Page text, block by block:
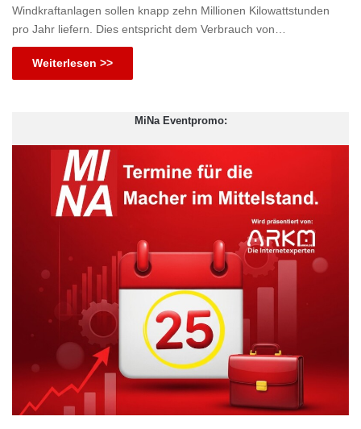
Windkraftanlagen sollen knapp zehn Millionen Kilowattstunden
pro Jahr liefern. Dies entspricht dem Verbrauch von…
Weiterlesen >>
MiNa Eventpromo: